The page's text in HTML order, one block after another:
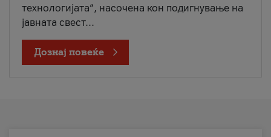
технологијата“, насочена кон подигнување на
јавната свест...
Дознај повеќе